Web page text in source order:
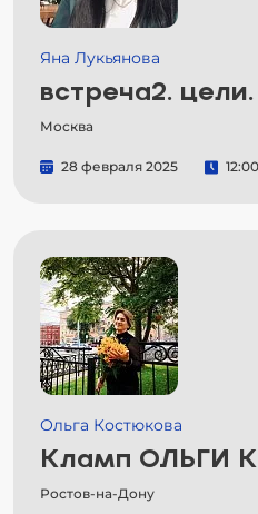
Яна Лукьянова
встреча2.
Москва
28 февраля 2025 12:00
Ольга Костюкова
Кламп ОЛЬГИ
Ростов-на-Дону